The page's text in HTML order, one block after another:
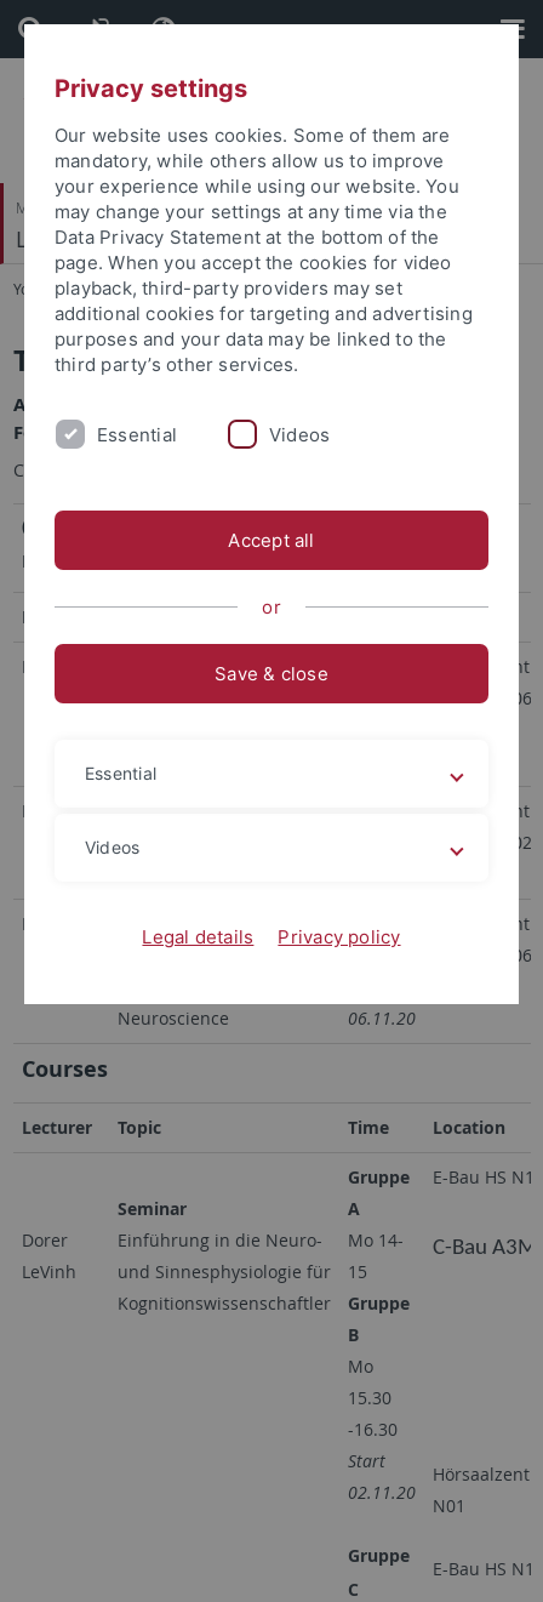
Skip
to
content
Skip
to
footer
Mathematisch-Naturwissenschaftliche Fakultät
Lehrstuhl für Kognitive Neurowissenschaft
You are here: Startseite ... Winter Term 2020/2021
Teaching
All files to the lectures and seminars are in
For a complete list of teaching please use
Courses during winter term 2020/2021
(BSc/MSc Studiengang, Lehramt)
Lectures
Lecturer
Mallot
Einführung in die Neuro-
Kognitionswissenschaftler
10.30
Hörsaal N06
Mallot
Integrative Neurobiology:
Hörsaal N02
Mallot
Introduction to
Neuroscience
Fr 11-
12s.t.
06.11.20
Hörsaal N06
Courses
Lecturer Topic Time Location
Dorer
LeVinh
Seminar
Einführung in die Neuro-
und Sinnesphysiologie für
Kognitionswissenschaftler
Gruppe
A
Mo 14-
15
Gruppe
B
Mo
15.30
-16.30
Start
02.11.20
Gruppe
C
E-Bau HS N12
C-Bau
N01
E-Bau HS N12
Privacy settings
Our website uses cookies. Some of them are
mandatory, while others allow us to improve
your experience while using our website. You
may change your settings at any time via the
Data Privacy Statement at the bottom of the
page. When you accept the cookies for video
playback, third-party providers may set
additional cookies for targeting and advertising
purposes and your data may be linked to the
third party’s other services.
Essential Videos
Accept all
or
Save & close
Essential
Videos
Legal details Privacy policy